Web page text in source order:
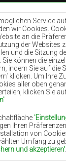
Service
wir Cookies.
an die
der Websites
und die Sitzung
können die
indem Sie auf die
klicken. Um Ihre
aller oben
klicken Sie
Ihren
von
Umfang zu
und akzeptieren'
Teppiche Lilac
Teppiche Gelb
Teppiche
Teppiche Blau
Teppiche
Teppiche Rosa
Teppiche
Teppiche Grün
Teppiche Golden